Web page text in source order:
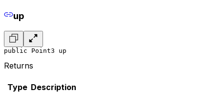
up
public Point3 up
Returns
Type Description